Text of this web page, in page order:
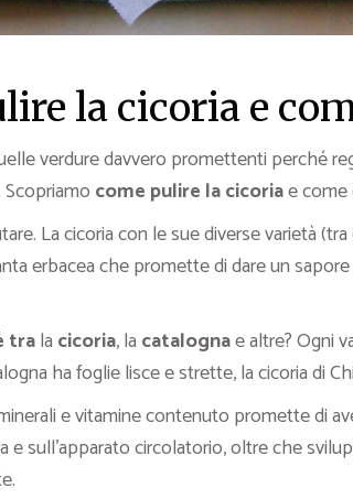
la cicoria e
verdure davvero promettenti perché
come pulire la cicoriae come
La cicoria con le sue diverse varietà
erbacea che promette di dare un
trala cicoria, la catalognae altre? Ogni
ha foglie lisce e strette, la cicoria di
e vitamine contenuto promette di
e sull’apparato circolatorio, oltre che